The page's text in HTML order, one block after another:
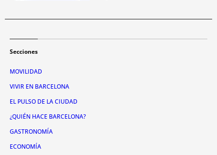
Secciones
MOVILIDAD
VIVIR EN BARCELONA
EL PULSO DE LA CIUDAD
¿QUIÉN HACE BARCELONA?
GASTRONOMÍA
ECONOMÍA